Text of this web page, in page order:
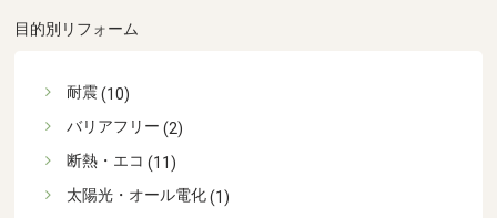
目的別リフォーム
耐震(10)
バリアフリー (2)
断熱・エコ (11)
太陽光・オール電化(1)